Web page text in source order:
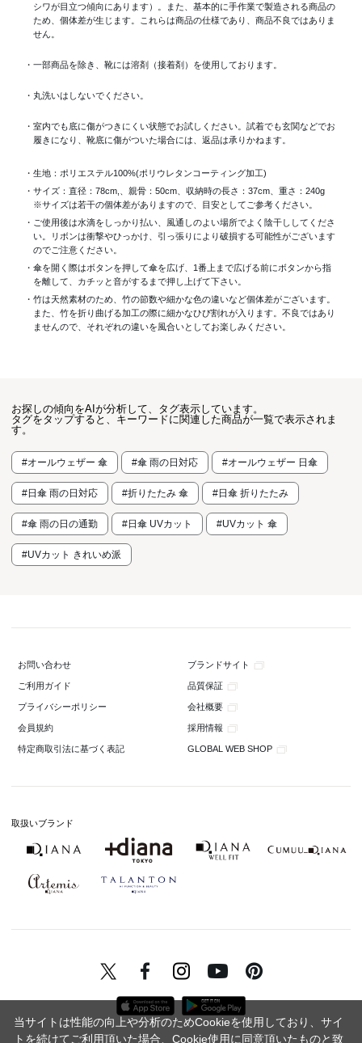
シワが目立つ傾向にあります）。また、基本的に手作業で製造される商品の
ため、個体差が生じます。これらは商品の仕様であり、商品不良ではありま
せん。
・一部商品を除き、靴には溶剤（接着剤）を使用しております。
・丸洗いはしないでください。
・室内でも底に傷がつきにくい状態でお試しください。試着でも玄関などでお
履きになり、靴底に傷がついた場合には、返品は承りかねます。
・生地：ポリエステル100%(ポリウレタンコーティング加工)
・サイズ：直径：78cm,、親骨：50cm、収納時の長さ：37cm、重さ：240g
※サイズは若干の個体差がありますので、目安としてご参考ください。
・ご使用後は水滴をしっかり払い、風通しのよい場所でよく陰干ししてくださ
い。リボンは衝撃やひっかけ、引っ張りにより破損する可能性がございます
のでご注意ください。
・傘を開く際はボタンを押して傘を広げ、1番上まで広げる前にボタンから指
を離して、カチッと音がするまで押し上げて下さい。
・竹は天然素材のため、竹の節数や細かな色の違いなど個体差がございます。
また、竹を折り曲げる加工の際に細かなひび割れが入ります。不良ではあり
ませんので、それぞれの違いを風合いとしてお楽しみください。
お探しの傾向をAIが分析して、タグ表示しています。
タグをタップすると、キーワードに関連した商品が一覧で表示されま
す。
#オールウェザー 傘 #傘 雨の日対応 #オールウェザー 日傘
#日傘 雨の日対応 #折りたたみ 傘 #日傘 折りたたみ
#傘 雨の日の通勤 #日傘 UVカット #UVカット 傘
#UVカット きれいめ派
お問い合わせ ブランドサイト
ご利用ガイド 品質保証
プライバシーポリシー 会社概要
会員規約 採用情報
特定商取引法に基づく表記 GLOBAL WEB SHOP
取扱いブランド
当サイトは性能の向上や分析のためCookieを使用しており、サイ
トを続けてご利用頂いた場合、Cookie使用に同意頂いたものと致